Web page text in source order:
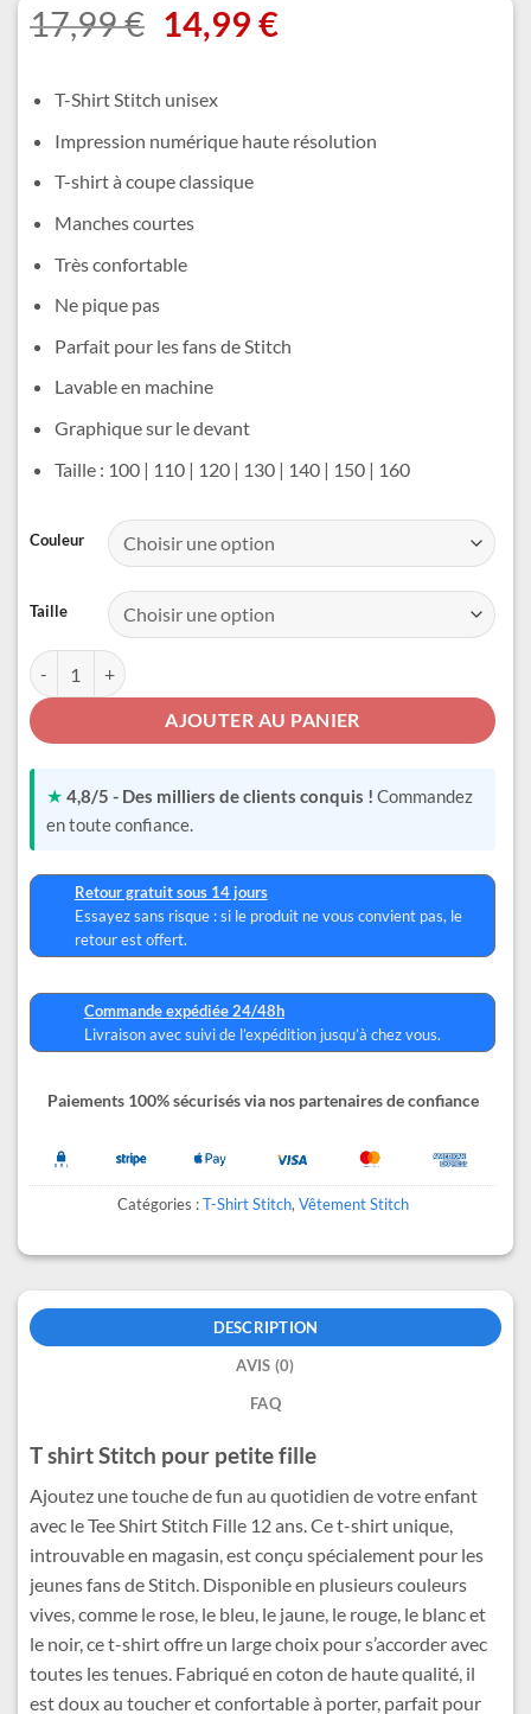
17,99€ Le
prix
initial
17,99 €.
14,99 €Le
14,99 €.
T-Shirt Stitch unisex
Impression numérique haute résolution
T-shirt à coupe classique
Manches courtes
Très confortable
Ne pique pas
Parfait pour les fans de Stitch
Lavable en machine
Graphique sur le devant
Taille : 100 | 110 | 120 | 130 | 140 | 150 | 160
Couleur
Taille
quantité de Tee Shirt Stitch Fille 12 ans
AJOUTER AU PANIER
Alternative:
★ 4,8/5 - Des milliers de clients conquis ! Commandez
en toute confiance.
Retour gratuit sous 14 jours
Essayez sans risque : si le produit ne vous convient pas, le
retour est offert.
Commande expédiée 24/48h
Livraison avec suivi de l’expédition jusqu’à chez vous.
Paiements 100% sécurisés via nos partenaires de confiance
Catégories :T-Shirt Stitch, Vêtement Stitch
DESCRIPTION
AVIS (0)
FAQ
T shirt Stitch pour petite fille
Ajoutez une touche de fun au quotidien de votre enfant
avec le Tee Shirt Stitch Fille 12 ans. Ce t-shirt unique,
introuvable en magasin, est conçu spécialement pour les
jeunes fans de Stitch. Disponible en plusieurs couleurs
vives, comme le rose, le bleu, le jaune, le rouge, le blanc et
le noir, ce t-shirt offre un large choix pour s’accorder avec
toutes les tenues. Fabriqué en coton de haute qualité, il
est doux au toucher et confortable à porter, parfait pour